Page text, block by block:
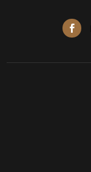
